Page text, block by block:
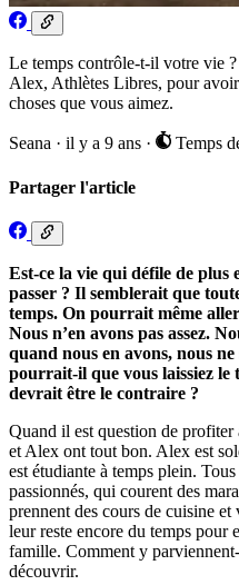
Le temps contrôle-t-il votre vie
Alex, Athlètes Libres, pour
choses que vous aimez.
Seana · il y a 9 ans · Temps
Partager l'article
Est-ce la vie qui défile de plus
passer ? Il semblerait que
temps. On pourrait même
Nous n’en avons pas assez.
quand nous en avons, nous
pourrait-il que vous laissiez le
devrait être le contraire ?
Quand il est question de
et Alex ont tout bon. Alex est
est étudiante à temps plein.
passionnés, qui courent des
prennent des cours de cuisine
leur reste encore du temps pour
famille. Comment y
découvrir.